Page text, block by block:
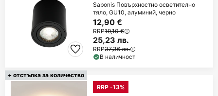
Sabonis Повърхностно осветително
тяло, GU10, алуминий, черно
12,90 €
RRP19,10 €
25,23 лв.
RRP37,36 лв.
В наличност
+ отстъпка за количество
RRP -13%